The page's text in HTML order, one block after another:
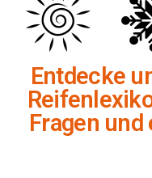
Entdecke
Fragen